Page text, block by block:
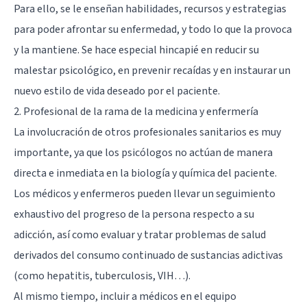
Para ello, se le enseñan habilidades, recursos y estrategias
para poder afrontar su enfermedad, y todo lo que la provoca
y la mantiene. Se hace especial hincapié en reducir su
malestar psicológico, en prevenir recaídas y en instaurar un
nuevo estilo de vida deseado por el paciente.
2. Profesional de la rama de la medicina y enfermería
La involucración de otros profesionales sanitarios es muy
importante, ya que los psicólogos no actúan de manera
directa e inmediata en la biología y química del paciente.
Los médicos y enfermeros pueden llevar un seguimiento
exhaustivo del progreso de la persona respecto a su
adicción, así como evaluar y tratar problemas de salud
derivados del consumo continuado de sustancias adictivas
(como hepatitis, tuberculosis, VIH…).
Al mismo tiempo, incluir a médicos en el equipo